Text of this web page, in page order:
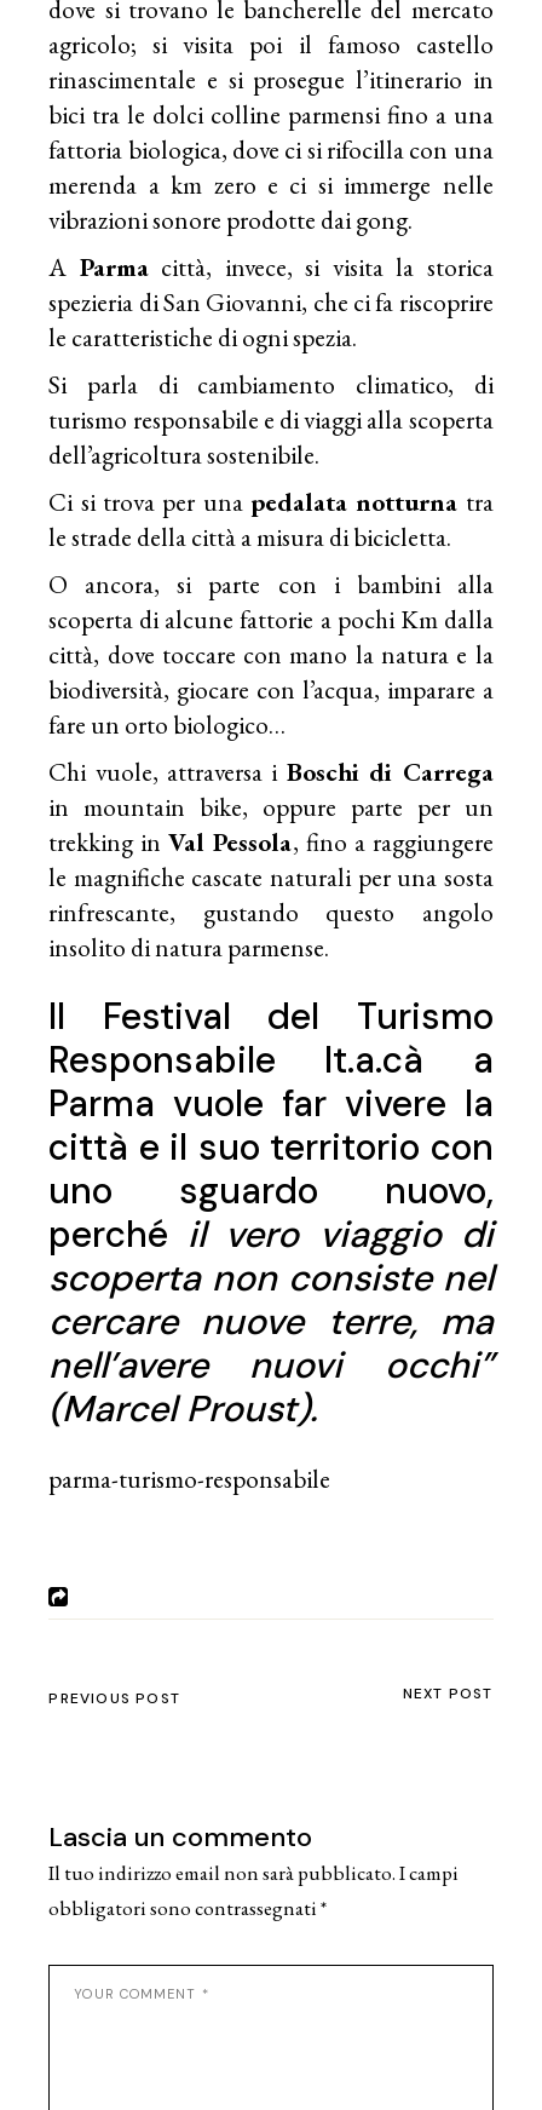
dove si trovano le bancherelle del mercato
agricolo; si visita poi il famoso castello
rinascimentale e si prosegue l’itinerario in
bici tra le dolci colline parmensi fino a una
fattoria biologica, dove ci si rifocilla con una
merenda a km zero e ci si immerge nelle
vibrazioni sonore prodotte dai gong.
A Parmacittà, invece, si visita la storica
spezieria di San Giovanni, che ci fa riscoprire
le caratteristiche di ogni spezia.
Si parla di cambiamento climatico, di
turismo responsabile e di viaggi alla scoperta
dell’agricoltura sostenibile.
Ci si trova per una pedalata notturna tra
le strade della città a misura di bicicletta.
O ancora, si parte con i bambini alla
scoperta di alcune fattorie a pochi Km dalla
città, dove toccare con mano la natura e la
biodiversità, giocare con l’acqua, imparare a
fare un orto biologico…
Chi vuole, attraversa i Boschi di Carrega
in mountain bike, oppure parte per un
trekking inVal Pessola, fino a raggiungere
le magnifiche cascate naturali per una sosta
rinfrescante, gustando questo angolo
insolito di natura parmense.
Il Festival del Turismo
Responsabile It.a.cà a
Parma vuole far vivere la
città e il suo territorio con
uno sguardo nuovo,
perché il vero viaggio di
scoperta non consiste nel
cercare nuove terre, ma
nell’avere nuovi occhi”
(Marcel Proust).
parma-turismo-responsabile
PREVIOUS POST NEXT POST
Lascia un commento
Il tuo indirizzo email non sarà pubblicato.I campi
obbligatori sono contrassegnati*